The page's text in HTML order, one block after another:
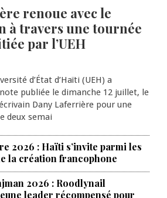
renoue avec le
à travers une tournée
par l’UEH
d’État d’Haïti (UEH) a
publiée le dimanche 12 juillet, le
Dany Laferrière pour une
deux semai
2026 : Haïti s’invite parmi les
la création francophone
2026 : Roodlynail
leader récompensé pour